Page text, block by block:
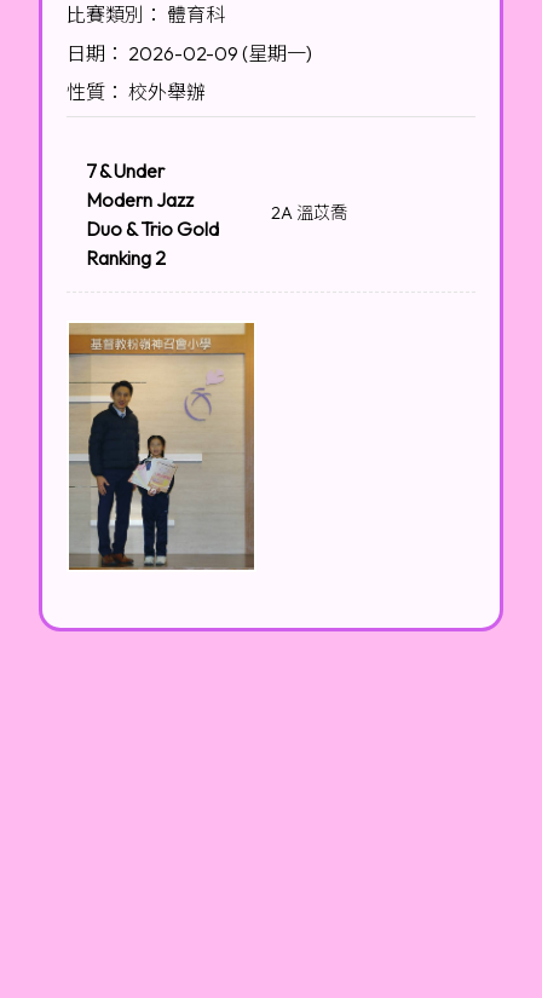
比賽類別： 體育科
日期： 2026-02-09 (星期一)
性質： 校外舉辦
7 & Under
Modern Jazz
Duo & Trio Gold
Ranking 2
2A 溫苡喬